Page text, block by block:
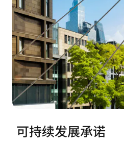
可持续发展承诺